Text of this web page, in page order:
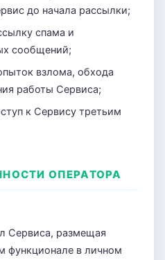
до начала рассылки;
спама и
сообщений;
взлома, обхода
работы Сервиса;
к Сервису третьим
ОПЕРАТОРА
Сервиса, размещая
функционале в личном